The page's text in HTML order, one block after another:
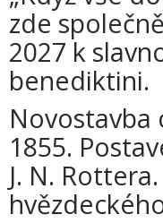
zde
2027 k
benediktini.
Novostavba
1855.
J. N.